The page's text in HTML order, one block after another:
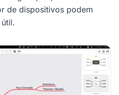
de dispositivos podem